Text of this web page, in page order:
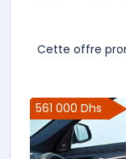
Cette offre
561 000 Dhs